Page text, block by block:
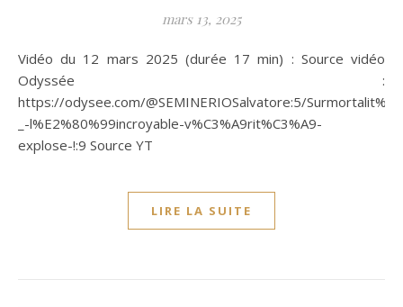
mars 13, 2025
Vidéo du 12 mars 2025 (durée 17 min) : Source vidéo
Odyssée :
https://odysee.com/@SEMINERIOSalvatore:5/
_-l%E2%80%99incroyable-v%C3%A9rit%C3%A9-
explose-!:9 Source YT
LIRE LA SUITE